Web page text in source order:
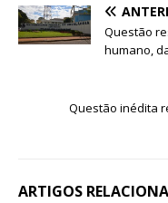
Questão
humano,
Questão inédita
ARTIGOS